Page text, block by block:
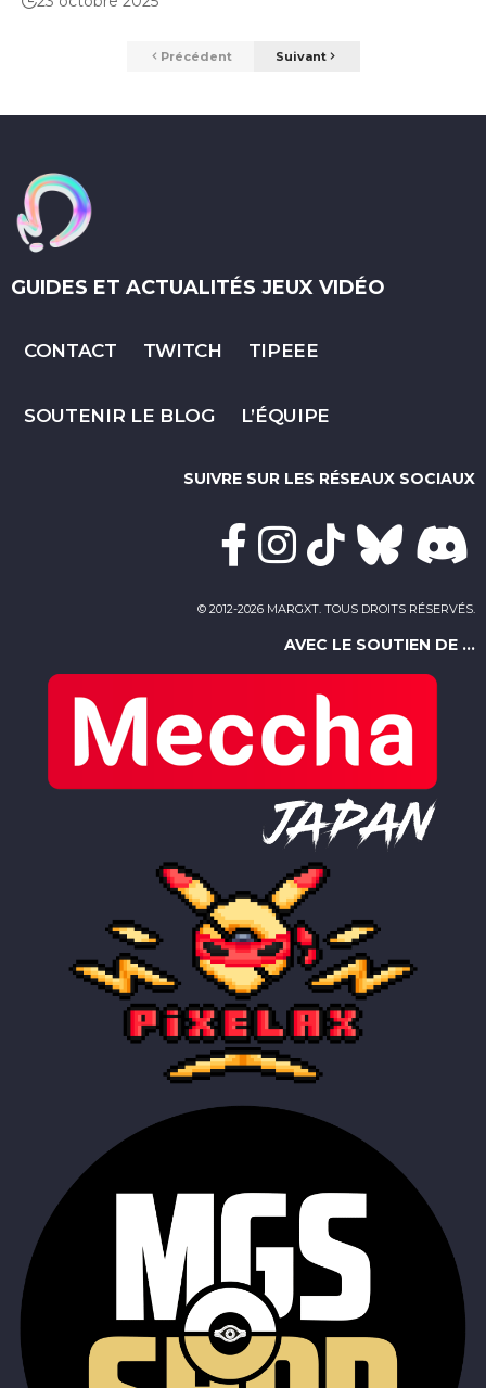
Précédent Suivant
GUIDES ET ACTUALITÉS JEUX VIDÉO
CONTACT TWITCH TIPEEE
SOUTENIR LE BLOG L’ÉQUIPE
SUIVRE SUR LES RÉSEAUX SOCIAUX
© 2012-2026 MARGXT. TOUS DROITS RÉSERVÉS.
AVEC LE SOUTIEN DE ...